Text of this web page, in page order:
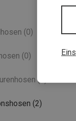
(0)
(0)
(0)
(2)